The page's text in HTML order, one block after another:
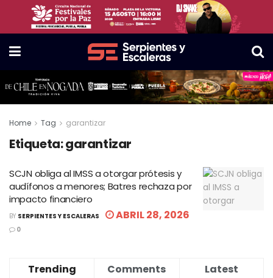
Home Tag garantizar
Etiqueta:garantizar
SCJN obliga al IMSS a otorgar prótesis y
audífonos a menores; Batres rechaza por
impacto financiero
BY SERPIENTES Y ESCALERAS ABRIL 28, 2026
0
Trending Comments Latest